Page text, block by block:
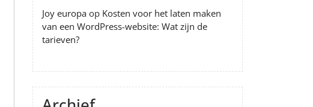
Joy europa op Kosten voor het laten maken
van een WordPress-website: Wat zijn de
tarieven?